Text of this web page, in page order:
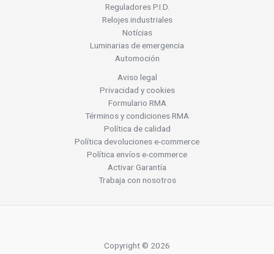
Reguladores P.I.D.
Relojes industriales
Notícias
Luminarias de emergencia
Automoción
Aviso legal
Privacidad y cookies
Formulario RMA
Términos y condiciones RMA
Política de calidad
Política devoluciones e-commerce
Política envíos e-commerce
Activar Garantía
Trabaja con nosotros
Copyright © 2026